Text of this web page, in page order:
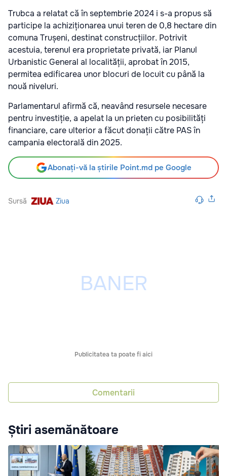
Trubca a relatat că în septembrie 2024 i s-a propus să
participe la achiziționarea unui teren de 0,8 hectare din
comuna Trușeni, destinat construcțiilor. Potrivit
acestuia, terenul era proprietate privată, iar Planul
Urbanistic General al localității, aprobat în 2015,
permitea edificarea unor blocuri de locuit cu până la
nouă niveluri.
Parlamentarul afirmă că, neavând resursele necesare
pentru investiție, a apelat la un prieten cu posibilități
financiare, care ulterior a făcut donații către PAS în
campania electorală din 2025.
Abonați-vă la știrile Point.md pe Google
Sursă Ziua
Publicitatea ta poate fi aici
Comentarii
Știri asemănătoare